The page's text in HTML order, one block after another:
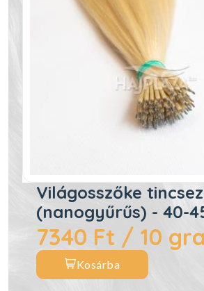
Világosszőke
(nanogyűrűs) - 40-
7340 Ft / 10
Kosárba